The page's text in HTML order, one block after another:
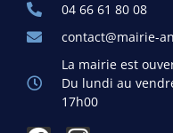
04 66 61 80 08
contact@mairie-
La mairie est
Du lundi au
17h00